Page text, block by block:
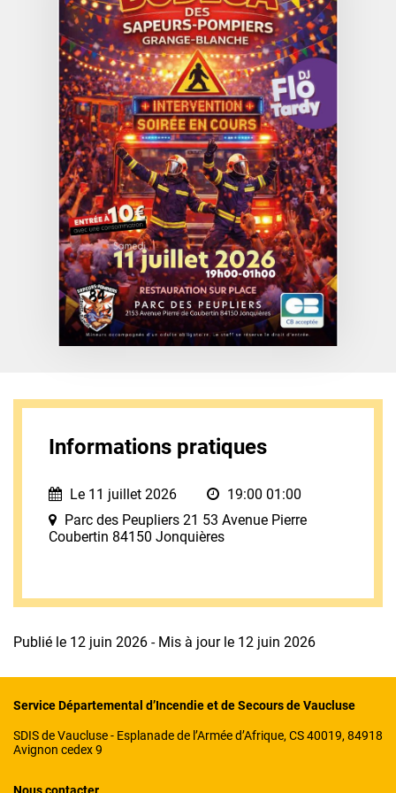
Informations pratiques
Le 11 juillet 2026
19:00 01:00
Parc des Peupliers 21 53 Avenue Pierre
Coubertin 84150 Jonquières
Publié le 12 juin 2026 - Mis à jour le 12 juin 2026
Service Départemental d’Incendie et de Secours de Vaucluse
SDIS de Vaucluse - Esplanade de l’Armée d’Afrique, CS 40019, 84918
Avignon cedex 9